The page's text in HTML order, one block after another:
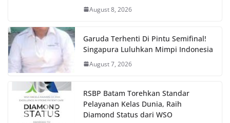
August 8, 2026
Garuda Terhenti Di Pintu Semifinal!
Singapura Luluhkan Mimpi Indonesia
August 7, 2026
RSBP Batam Torehkan Standar
Pelayanan Kelas Dunia, Raih
Diamond Status dari WSO